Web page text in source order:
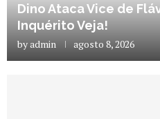
Dino Ataca Vice de
Inquérito Veja!
byadmin agosto 8, 2026